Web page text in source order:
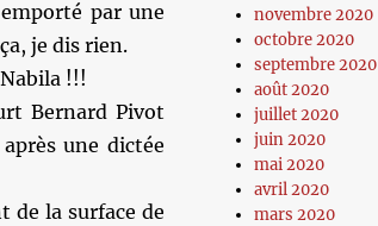
par une
je dis rien.
!!!
Bernard Pivot
une dictée
de la surface de
novembre 2020
octobre 2020
septembre 2020
août 2020
juillet 2020
juin 2020
mai 2020
avril 2020
mars 2020